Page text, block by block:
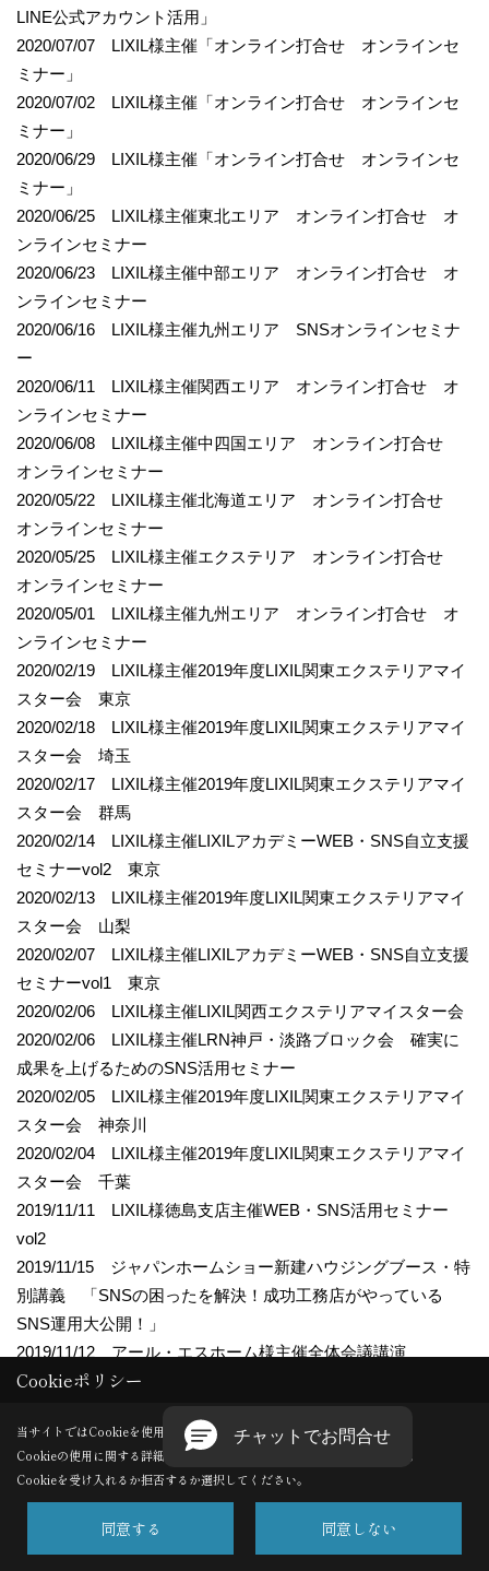
LINE公式アカウント活用」
2020/07/07 LIXIL様主催「オンライン打合せ オンラインセ
ミナー」
2020/07/02 LIXIL様主催「オンライン打合せ オンラインセ
ミナー」
2020/06/29 LIXIL様主催「オンライン打合せ オンラインセ
ミナー」
2020/06/25 LIXIL様主催東北エリア オンライン打合せ オ
ンラインセミナー
2020/06/23 LIXIL様主催中部エリア オンライン打合せ オ
ンラインセミナー
2020/06/16 LIXIL様主催九州エリア SNSオンラインセミナ
ー
2020/06/11 LIXIL様主催関西エリア オンライン打合せ オ
ンラインセミナー
2020/06/08 LIXIL様主催中四国エリア オンライン打合せ
オンラインセミナー
2020/05/22 LIXIL様主催北海道エリア オンライン打合せ
オンラインセミナー
2020/05/25 LIXIL様主催エクステリア オンライン打合せ
オンラインセミナー
2020/05/01 LIXIL様主催九州エリア オンライン打合せ オ
ンラインセミナー
2020/02/19 LIXIL様主催2019年度LIXIL関東エクステリアマイ
スター会 東京
2020/02/18 LIXIL様主催2019年度LIXIL関東エクステリアマイ
スター会 埼玉
2020/02/17 LIXIL様主催2019年度LIXIL関東エクステリアマイ
スター会 群馬
2020/02/14 LIXIL様主催LIXILアカデミーWEB・SNS自立支援
セミナーvol2 東京
2020/02/13 LIXIL様主催2019年度LIXIL関東エクステリアマイ
スター会 山梨
2020/02/07 LIXIL様主催LIXILアカデミーWEB・SNS自立支援
セミナーvol1 東京
2020/02/06 LIXIL様主催LIXIL関西エクステリアマイスター会
2020/02/06 LIXIL様主催LRN神戸・淡路ブロック会 確実に
成果を上げるためのSNS活用セミナー
2020/02/05 LIXIL様主催2019年度LIXIL関東エクステリアマイ
スター会 神奈川
2020/02/04 LIXIL様主催2019年度LIXIL関東エクステリアマイ
スター会 千葉
2019/11/11 LIXIL様徳島支店主催WEB・SNS活用セミナー
vol2
2019/11/15 ジャパンホームショー新建ハウジングブース・特
別講義 「SNSの困ったを解決！成功工務店がやっている
SNS運用大公開！」
2019/11/12 アール・エスホーム様主催全体会議講演
2019/11/11 LIXIL様徳島支店主催WEB・SNS活用セミナー
2019/10/11 片桐建設様主催方針発表会 講演
2019/09/26 LIXIL様主催WEB広告セミナー北海道
2019/09/05 LIXIL様主催住宅会社が知ってくべきSNS活用セ
ミナー福岡
Cookieポリシー
当サイトではCookieを使用します。
Cookieの使用に関する詳細は 「プライバシーポリシー
」をご覧ください。
Cookieを受け入れるか拒否するか選択してください。
同意する 同意しない